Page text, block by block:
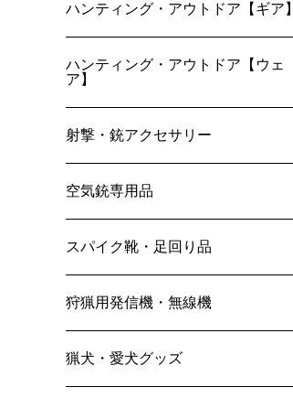
ハンティング・アウトドア【ギア】
ハンティング・アウトドア【ウェ
ア】
射撃・銃アクセサリー
空気銃専用品
スパイク靴・足回り品
狩猟用発信機・無線機
猟犬・愛犬グッズ